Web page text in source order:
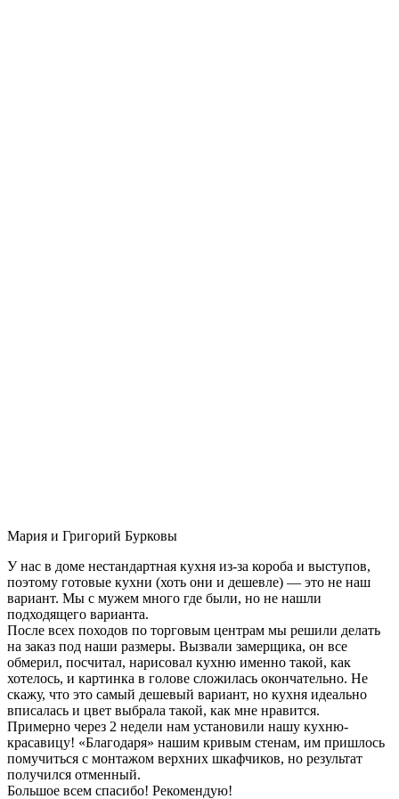
Мария и Григорий Бурковы
У нас в доме нестандартная кухня из-за короба и выступов,
поэтому готовые кухни (хоть они и дешевле) — это не наш
вариант. Мы с мужем много где были, но не нашли
подходящего варианта.
После всех походов по торговым центрам мы решили делать
на заказ под наши размеры. Вызвали замерщика, он все
обмерил, посчитал, нарисовал кухню именно такой, как
хотелось, и картинка в голове сложилась окончательно. Не
скажу, что это самый дешевый вариант, но кухня идеально
вписалась и цвет выбрала такой, как мне нравится.
Примерно через 2 недели нам установили нашу кухню-
красавицу! «Благодаря» нашим кривым стенам, им пришлось
помучиться с монтажом верхних шкафчиков, но результат
получился отменный.
Большое всем спасибо! Рекомендую!